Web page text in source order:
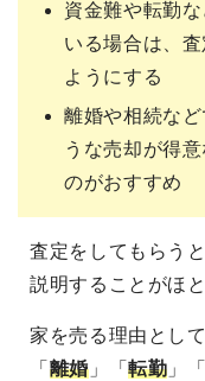
資金難や転勤
いる場合は、
ようにする
離婚や相続な
うな売却が得
のがおすすめ
査定をしてもらう
説明することがほ
家を売る理由とし
「 離婚」「転勤 」「